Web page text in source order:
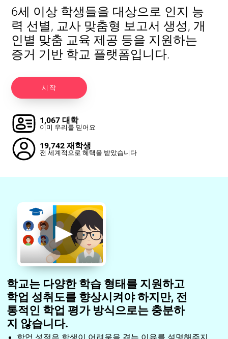
6세 이상 학생들을 대상으로 인지 능
력 선별, 교사 맞춤형 보고서 생성, 개
인별 맞춤 교육 제공 등을 지원하는
증거 기반 학교 플랫폼입니다.
시작
1,067 대학
이미 우리를 믿어요
19,742 재학생
전 세계적으로 혜택을 받았습니다
학교는 다양한 학습 형태를 지원하고
학업 성취도를 향상시켜야 하지만, 전
통적인 학업 평가 방식으로는 충분하
지 않습니다.